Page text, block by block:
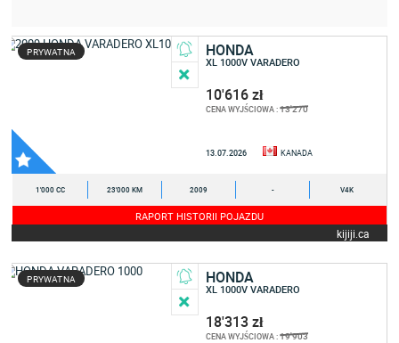
PRYWATNA HONDA
XL 1000V VARADERO
10'616 zł
CENA WYJŚCIOWA :13'270
13.07.2026 KANADA
1'000 CC 23'000 KM 2009 - V4K
RAPORT HISTORII POJAZDU
kijiji.ca
PRYWATNA HONDA
XL 1000V VARADERO
18'313 zł
CENA WYJŚCIOWA :19'903